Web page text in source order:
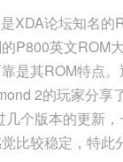
XDA论坛知名的
P800英文ROM
是其ROM特点
2的玩家分享
几个版本的更新
比较稳定，特此